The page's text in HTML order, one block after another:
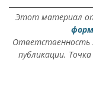
Этот материал
Ответственность
публикации.